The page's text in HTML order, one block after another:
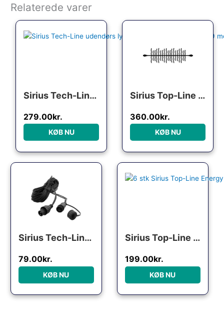
Relaterede varer
Sirius Tech-Line udendørs lyskæde, 90 varm hvide lys, 9 meter, forlænger
279.00kr.
KØB NU
Sirius Top-Line Ultra Cluster udendørs lyskæde, 400 varm hvide lys, 3 meter, forlænger
360.00kr.
KØB NU
Sirius Tech-Line forlængerledning, 5 meter
79.00kr.
KØB NU
Sirius Top-Line Energy udendørs lyskæde, 50 varm hvide lys, 5 meter, startsæt
199.00kr.
KØB NU